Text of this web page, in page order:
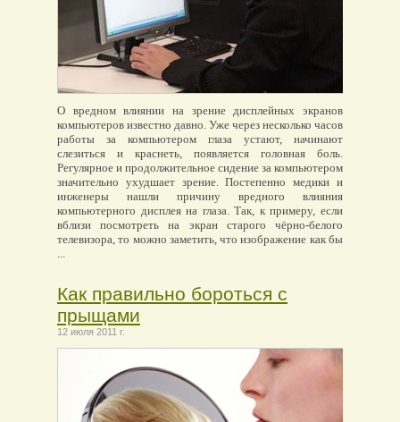
О вредном влиянии на зрение дисплейных экранов
компьютеров известно давно. Уже через несколько часов
работы за компьютером глаза устают, начинают
слезиться и краснеть, появляется головная боль.
Регулярное и продолжительное сидение за компьютером
значительно ухудшает зрение. Постепенно медики и
инженеры нашли причину вредного влияния
компьютерного дисплея на глаза. Так, к примеру, если
вблизи посмотреть на экран старого чёрно-белого
телевизора, то можно заметить, что изображение как бы
...
Как правильно бороться с
прыщами
12 июля 2011 г.